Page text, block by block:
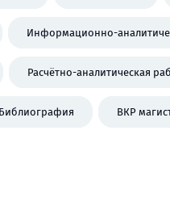
Информационно-
Расчётно-аналитическая
Библиография ВКР